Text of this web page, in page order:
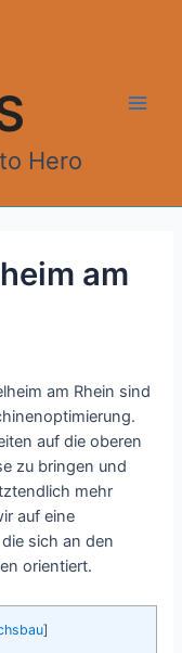
Hero
am
am Rhein sind
auf die oberen
zu bringen und
mehr
auf eine
sich an den
orientiert.
]